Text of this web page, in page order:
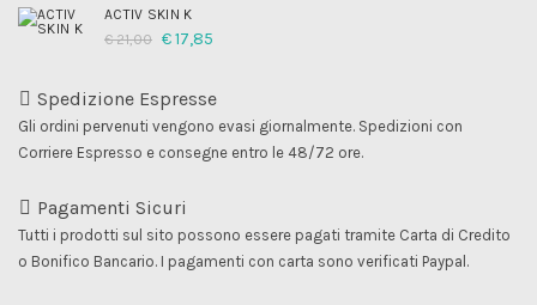
era:
€ 24,00.
ACTIV SKIN K
€21,00 Il
€ 21,00.
€17,85
Spedizione Espresse
Gli ordini pervenuti vengono evasi giornalmente. Spedizioni con
Corriere Espresso e consegne entro le 48/72 ore.
Pagamenti Sicuri
Tutti i prodotti sul sito possono essere pagati tramite Carta di Credito
o Bonifico Bancario. I pagamenti con carta sono verificati Paypal.